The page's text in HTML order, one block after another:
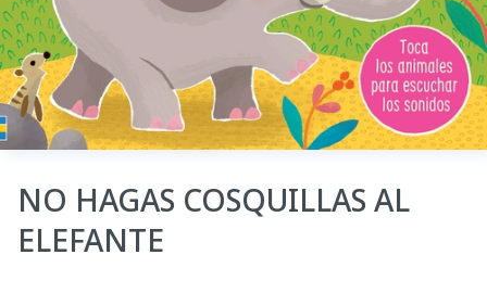
NO HAGAS COSQUILLAS AL
ELEFANTE